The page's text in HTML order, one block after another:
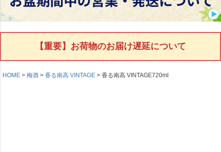
【重要】お荷物のお届け遅延について
HOME 梅酒 香る南高 VINTAGE 香る南高 VINTAGE720ml